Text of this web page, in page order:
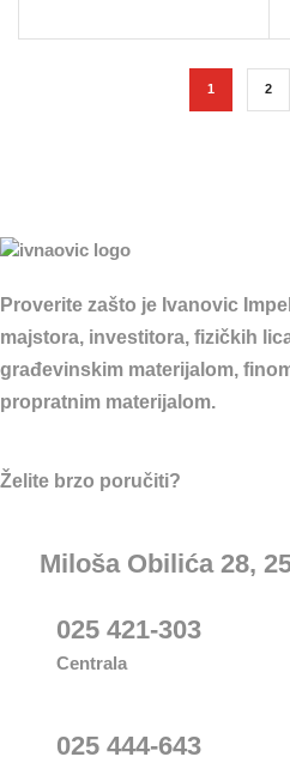
1 2
Proverite zašto je Ivanovic
majstora, investitora, fizičkih
građevinskim materijalom,
propratnim materijalom.
Želite brzo poručiti?
Miloša Obilića 28,
025 421-303
Centrala
025 444-643